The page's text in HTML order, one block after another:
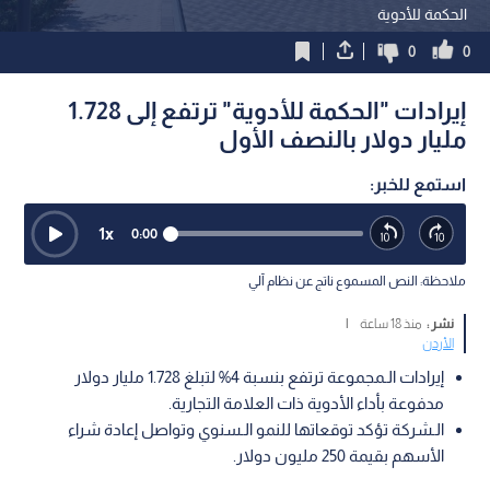
الحكمة للأدوية
0
0
إيرادات "الحكمة للأدوية" ترتفع إلى 1.728
مليار دولار بالنصف الأول
استمع للخبر:
0:00
1x
ملاحظة: النص المسموع ناتج عن نظام آلي
نشر : منذ 18 ساعة
|
الأردن
إيرادات الـمجموعة ترتفع بنسبة 4% لتبلغ 1.728 مليار دولار
مدفوعة بأداء الأدوية ذات العلامة التجارية.
الـشركة تؤكد توقعاتها للنمو الـسنوي وتواصل إعادة شراء
الأسهم بقيمة 250 مليون دولار.